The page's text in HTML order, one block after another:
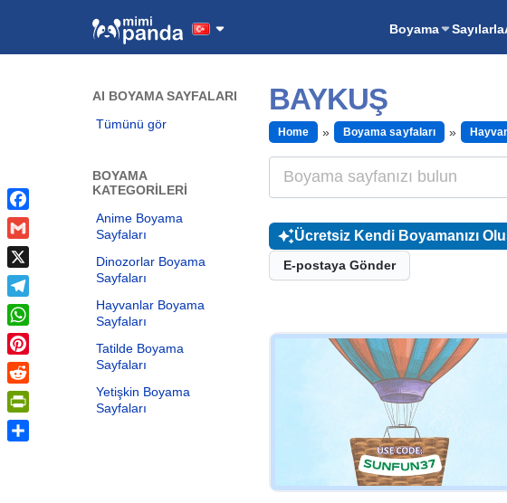
Boyama Sayılarla
AI BOYAMA SAYFALARI
Tümünü gör
BOYAMA
KATEGORILERI
Anime Boyama
Sayfaları
Dinozorlar Boyama
Sayfaları
Hayvanlar Boyama
Sayfaları
Tatilde Boyama
Sayfaları
Yetişkin Boyama
Sayfaları
BAYKUŞ
Home Boyama sayfaları
Ücretsiz Kendi Boyamanızı
E-postaya Gönder
Facebook
Gmail
X
Telegram
WhatsApp
Pinterest
Reddit
PrintFriendly